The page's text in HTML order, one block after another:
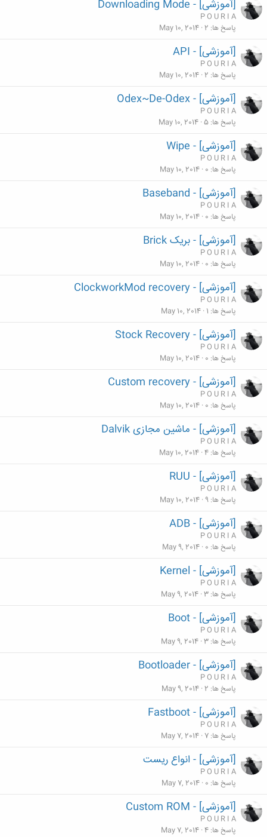
[آموزشی] - Downloading Mode
P O U R I A
پاسخ ها 2
May 10, 2014
[آموزشی] - API
P O U R I A
پاسخ ها 2
May 10, 2014
[آموزشی] - Odex~De-Odex
P O U R I A
پاسخ ها 5
May 10, 2014
[آموزشی] - Wipe
P O U R I A
پاسخ ها 0
May 10, 2014
[آموزشی] - Baseband
P O U R I A
پاسخ ها 0
May 10, 2014
[آموزشی] - بریک Brick
P O U R I A
پاسخ ها 0
May 10, 2014
[آموزشی] - ClockworkMod recovery
P O U R I A
پاسخ ها 1
May 10, 2014
[آموزشی] - Stock Recovery
P O U R I A
پاسخ ها 0
May 10, 2014
[آموزشی] - Custom recovery
P O U R I A
پاسخ ها 0
May 10, 2014
[آموزشی] - ماشین مجازی Dalvik
P O U R I A
پاسخ ها 4
May 10, 2014
[آموزشی] - RUU
P O U R I A
پاسخ ها 9
May 10, 2014
[آموزشی] - ADB
P O U R I A
پاسخ ها 0
May 9, 2014
[آموزشی] - Kernel
P O U R I A
پاسخ ها 3
May 9, 2014
[آموزشی] - Boot
P O U R I A
پاسخ ها 3
May 9, 2014
[آموزشی] - Bootloader
P O U R I A
پاسخ ها 2
May 9, 2014
[آموزشی] - Fastboot
P O U R I A
پاسخ ها 7
May 7, 2014
[آموزشی] - انواع ریست
P O U R I A
پاسخ ها 0
May 7, 2014
[آموزشی] - Custom ROM
P O U R I A
پاسخ ها 4
May 7, 2014